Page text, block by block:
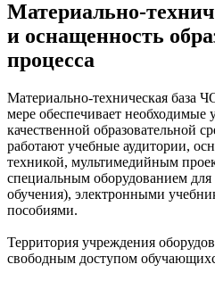
Материально-
и оснащенность
процесса
Материально-техническая
мере обеспечивает необходимые
качественной образовательной
работают учебные аудитории,
техникой, мультимедийным
специальным оборудованием для
обучения), электронными
пособиями.
Территория учреждения
свободным доступом